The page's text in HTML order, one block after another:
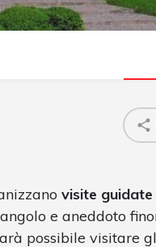
visite
e aneddoto
possibile visitare